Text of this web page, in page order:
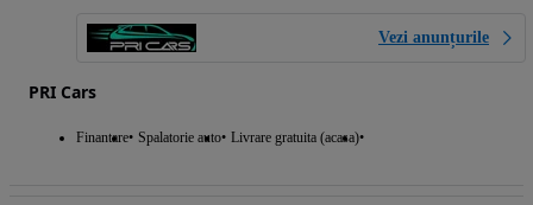
Vezi anunțurile
PRI Cars
Finantare Spalatorie auto Livrare gratuita (acasa)